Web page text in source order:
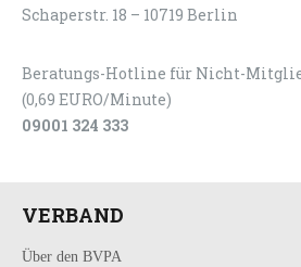
Schaperstr. 18 – 10719 Berlin
Beratungs-Hotline für Nicht-
(0,69 EURO/Minute)
09001 324 333
VERBAND
Über den BVPA